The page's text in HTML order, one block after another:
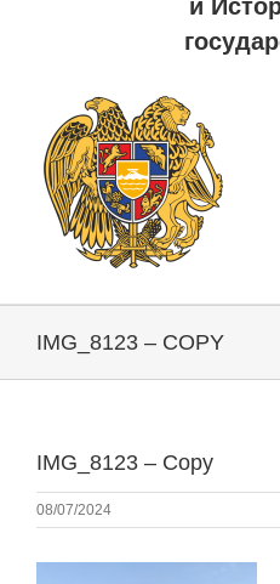
и
IMG_8123 – COPY
IMG_8123 – Copy
08/07/2024